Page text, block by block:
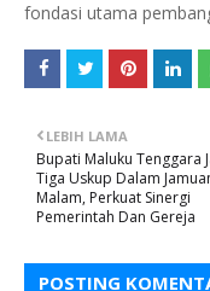
fondasi utama
LEBIH LAMA
Bupati Maluku Tenggara
Tiga Uskup Dalam
Malam, Perkuat Sinergi
Pemerintah Dan Gereja
POSTING